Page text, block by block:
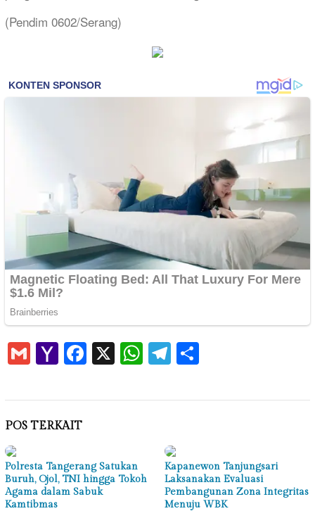
(Pendim 0602/Serang)
GmailYahoo
Mail
Facebook
X WhatsApp
Telegram
POS TERKAIT
Polresta Tangerang Satukan
Buruh, Ojol, TNI hingga Tokoh
Agama dalam Sabuk
Kamtibmas
Kapanewon Tanjungsari
Laksanakan Evaluasi
Pembangunan Zona Integritas
Menuju WBK